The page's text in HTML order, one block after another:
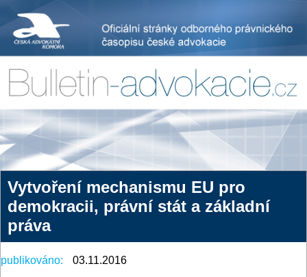
Vytvoření mechanismu EU pro
demokracii, právní stát a základní
práva
publikováno:
03.11.2016